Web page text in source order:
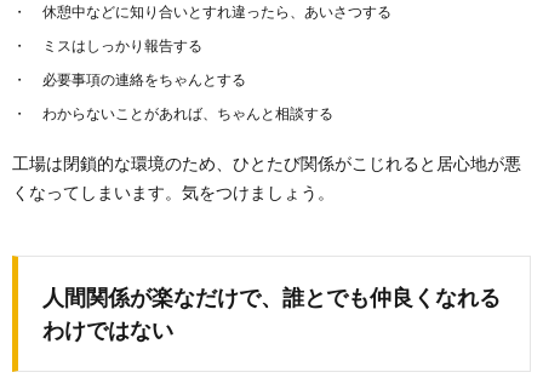
休憩中などに知り合いとすれ違ったら、あいさつする
ミスはしっかり報告する
必要事項の連絡をちゃんとする
わからないことがあれば、ちゃんと相談する
工場は閉鎖的な環境のため、ひとたび関係がこじれると居心地が悪
くなってしまいます。気をつけましょう。
人間関係が楽なだけで、誰とでも仲良くなれる
わけではない